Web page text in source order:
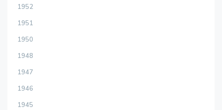
1952
1951
1950
1948
1947
1946
1945